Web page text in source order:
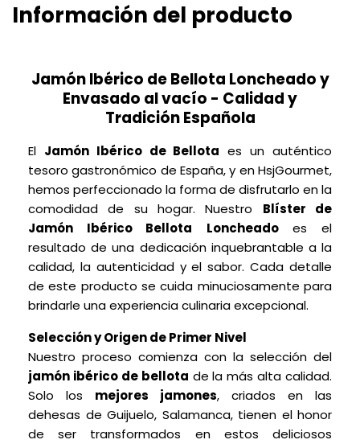
Información del producto
Jamón Ibérico de Bellota Loncheado y
Envasado al vacío - Calidad y
Tradición Española
El Jamón Ibérico de Bellota es un auténtico
tesoro gastronómico de España, y en HsjGourmet,
hemos perfeccionado la forma de disfrutarlo en la
comodidad de su hogar. Nuestro Blíster de
Jamón Ibérico Bellota
Loncheadoes el
resultado de una dedicación inquebrantable a la
calidad, la autenticidad y el sabor. Cada detalle
de este producto se cuida minuciosamente para
brindarle una experiencia culinaria excepcional.
Selección y Origen de Primer Nivel
Nuestro proceso comienza con la selección del
jamón ibérico de bellota de la más alta calidad.
Solo los mejores jamones, criados en las
dehesas de Guijuelo, Salamanca, tienen el honor
de ser transformados en estos deliciosos